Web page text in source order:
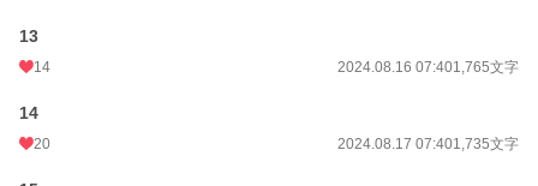
13
14 2024.08.16 07:401,765文字
14
20 2024.08.17 07:401,735文字